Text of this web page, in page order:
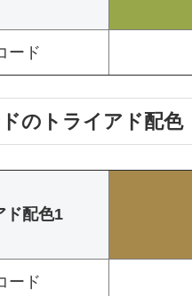
ード
のトライアド配色
ド配色1
ード